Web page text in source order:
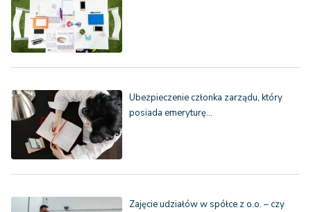
Ubezpieczenie członka zarządu, który
posiada emeryturę…
Zajęcie udziałów w spółce z o.o. – czy